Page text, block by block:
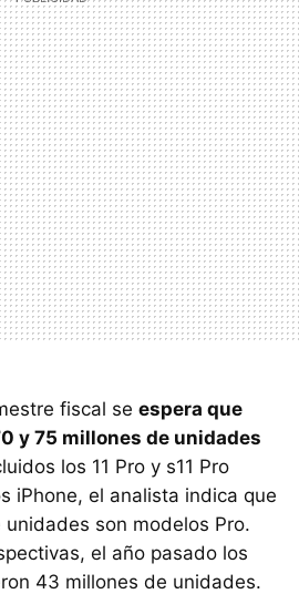
fiscal se espera que
y 75 millones de unidades
los 11 Pro y s11 Pro
iPhone, el analista indica que
son modelos Pro.
el año pasado los
43 millones de unidades.